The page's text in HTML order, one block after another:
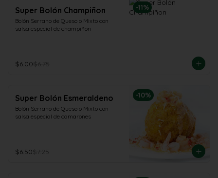
-11%
Super Bolón Champiñon
Bolón Serrano de Queso o Mixto con
salsa especial de champiñon
$6.00$6.75
-10%
Super Bolón Esmeraldeno
Bolón Serrano de Queso o Mixto con
salsa especial de camarones
$6.50$7.25